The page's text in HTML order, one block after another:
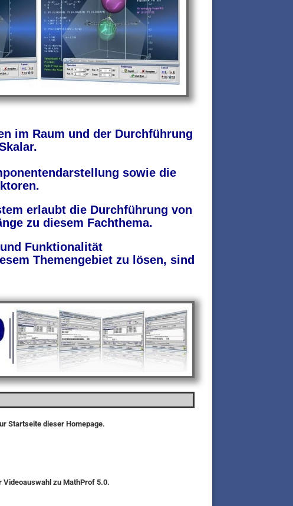
im Raum und der Durchführung
sowie die
erlaubt die Durchführung von
zu diesem Fachthema.
Funktionalität
Themengebiet zu lösen, sind
Startseite dieser Homepage.
Videoauswahl zu MathProf 5.0.